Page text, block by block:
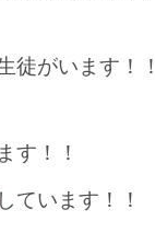
徒がいます！！
す！！
ています！！